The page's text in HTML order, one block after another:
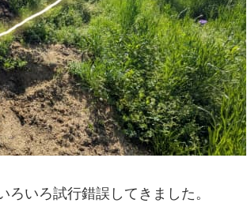
いろ試行錯誤してきました。